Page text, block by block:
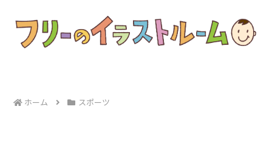
ホーム スポーツ